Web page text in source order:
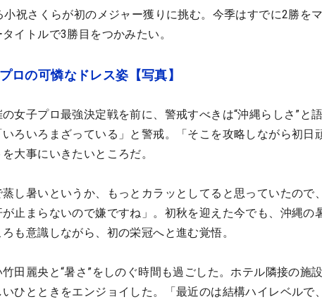
祝さくらが初のメジャー獲りに挑む。今季はすでに2勝を
イトルで3勝目をつかみたい。
の可憐なドレス姿【写真】
女子プロ最強決定戦を前に、警戒すべきは“沖縄らしさ”と
ろいろまざっている」と警戒。「そこを攻略しながら初日
大事にいきたいところだ。
蒸し暑いというか、もっとカラッとしてると思っていたので
止まらないので嫌ですね」。初秋を迎えた今でも、沖縄の
も意識しながら、初の栄冠へと進む覚悟。
田麗央と“暑さ”をしのぐ時間も過ごした。ホテル隣接の施
ひとときをエンジョイした。「最近のは結構ハイレベルで